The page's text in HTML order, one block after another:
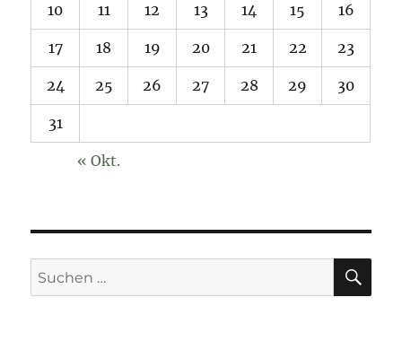
10 11 12 13 14 15 16
17 18 19 20 21 22 23
24 25 26 27 28 29 30
31
« Okt.
Suchen
nach: